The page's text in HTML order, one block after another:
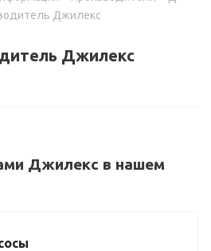
Джилекс
Джилекс
Джилекс в нашем